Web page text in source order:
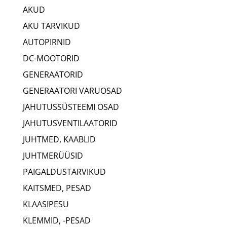
AKUD
AKU TARVIKUD
AUTOPIRNID
DC-MOOTORID
GENERAATORID
GENERAATORI VARUOSAD
JAHUTUSSÜSTEEMI OSAD
JAHUTUSVENTILAATORID
JUHTMED, KAABLID
JUHTMERÜÜSID
PAIGALDUSTARVIKUD
KAITSMED, PESAD
KLAASIPESU
KLEMMID, -PESAD